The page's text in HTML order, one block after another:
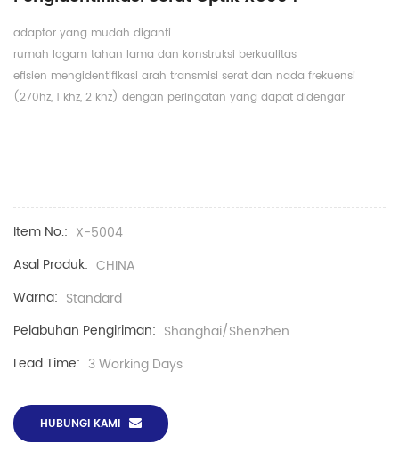
adaptor yang mudah diganti
rumah logam tahan lama dan konstruksi berkualitas
efisien mengidentifikasi arah transmisi serat dan nada frekuensi
(270hz, 1 khz, 2 khz) dengan peringatan yang dapat didengar
Item No.: X-5004
Asal Produk: CHINA
Warna: Standard
Pelabuhan Pengiriman: Shanghai/Shenzhen
Lead Time: 3 Working Days
HUBUNGI KAMI